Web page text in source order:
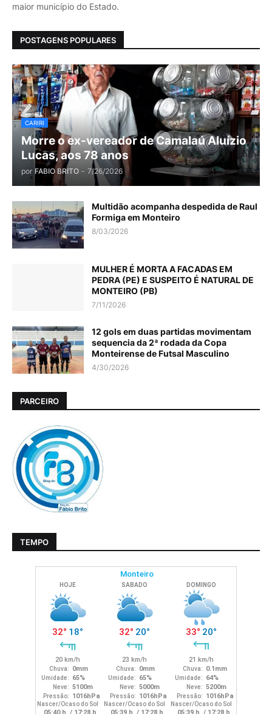
maior município do Estado.
POSTAGENS POPULARES
CARIRI
Morre o ex-vereador de Camalaú Aluízio
Lucas, aos 78 anos
por FABIO BRITO - 7/26/2026
Multidão acompanha despedida de Raul
Formiga em Monteiro
8/03/2026
MULHER É MORTA A FACADAS EM
PEDRA (PE) E SUSPEITO É NATURAL DE
MONTEIRO (PB)
7/11/2026
12 gols em duas partidas movimentam
sequencia da 2ª rodada da Copa
Monteirense de Futsal Masculino
4/30/2026
PARCEIRO
TEMPO